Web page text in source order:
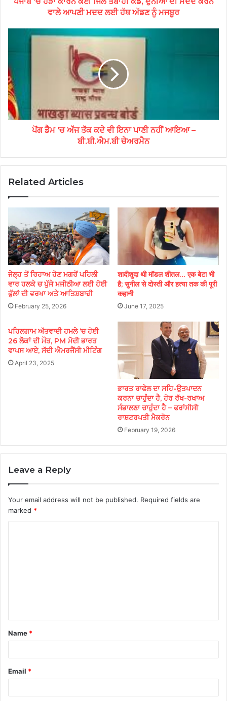
ਵਾਲੇ ਆਪਣੀ ਮਦਦ ਲਈ ਹੱਥ ਅੱਡਣ ਨੂੰ ਮਜਬੂਰ
ਪੋਂਗ ਡੈਮ 'ਚ ਅੱਜ ਤੱਕ ਕਦੇ ਵੀ ਇਨਾ ਪਾਣੀ ਨਹੀਂ ਆਇਆ –
ਬੀ.ਬੀ.ਐਮ.ਬੀ ਚੇਅਰਮੈਨ
Related Articles
ਜੇਲ੍ਹ ਤੋਂ ਰਿਹਾਅ ਹੋਣ ਮਗਰੋਂ ਪਹਿਲੀ
ਵਾਰ ਹਲਕੇ ਚ ਪੁੱਜੇ ਮਜੀਠੀਆ ਲਈ ਹੋਈ
ਫੁੱਲਾਂ ਦੀ ਵਰਖਾ ਅਤੇ ਆਤਿਸ਼ਬਾਜ਼ੀ
February 25, 2026
शादीशुदा थी मॉडल शीतल… एक बेटा भी
है; सुनील से दोस्ती और हत्या तक की पूरी
कहानी
June 17, 2025
ਪਹਿਲਗਾਮ ਅੱਤਵਾਦੀ ਹਮਲੇ ‘ਚ ਹੋਈ
26 ਲੋਕਾਂ ਦੀ ਮੌਤ, PM ਮੋਦੀ ਭਾਰਤ
ਵਾਪਸ ਆਏ, ਸੱਦੀ ਐਮਰਜੈਂਸੀ ਮੀਟਿੰਗ
April 23, 2025
ਭਾਰਤ ਰਾਫੇਲ ਦਾ ਸਹਿ-ਉਤਪਾਦਨ
ਕਰਨਾ ਚਾਹੁੰਦਾ ਹੈ, ਹੋਰ ਰੱਖ-ਰਖਾਅ
ਸੰਭਾਲਣਾ ਚਾਹੁੰਦਾ ਹੈ – ਫਰਾਂਸੀਸੀ
ਰਾਸ਼ਟਰਪਤੀ ਮੈਕਰੋਨ
February 19, 2026
Leave a Reply
Your email address will not be published. Required fields are
marked *
t
*
Name *
Email *